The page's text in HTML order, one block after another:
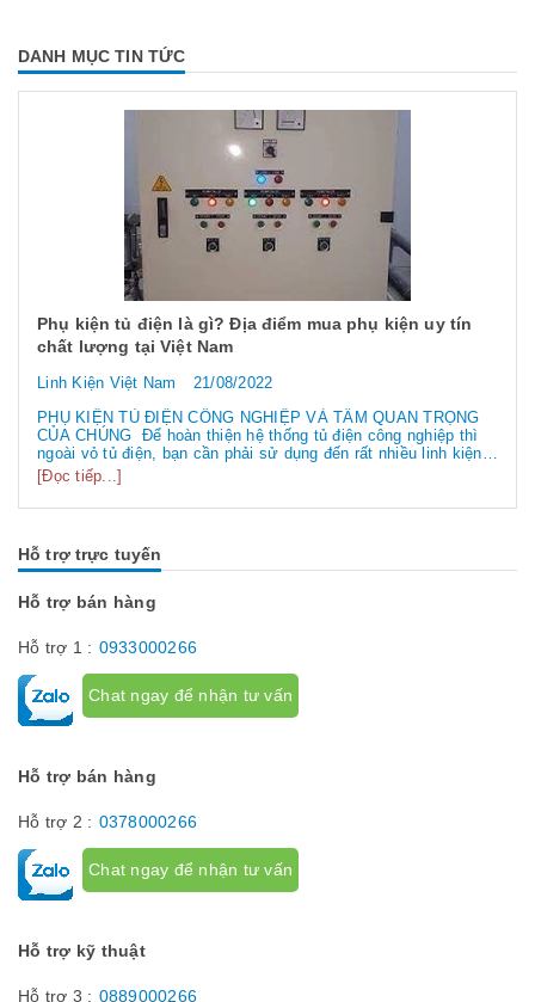
DANH MỤC TIN TỨC
Phụ kiện tủ điện là gì? Địa điểm mua phụ kiện uy tín
chất lượng tại Việt Nam
Linh Kiện Việt Nam
21/08/2022
PHỤ KIỆN TỦ ĐIỆN CÔNG NGHIỆP VÀ TẦM QUAN TRỌNG
CỦA CHÚNG Để hoàn thiện hệ thống tủ điện công nghiệp thì
ngoài vỏ tủ điện, bạn cần phải sử dụng đến rất nhiều linh kiện
tủ điện công nghiệp khác nhau. Vậy các loại phụ kiện tủ điện
công nghiệp bao gồm những gì? Chúng có tác dụng như thế
nào hãy...
[Đọc tiếp...]
Hỗ trợ trực tuyến
Hỗ trợ bán hàng
Hỗ trợ 1 : 0933000266
Chat ngay để nhận tư vấn
Hỗ trợ bán hàng
Hỗ trợ 2 : 0378000266
Chat ngay để nhận tư vấn
Hỗ trợ kỹ thuật
Hỗ trợ 3 : 0889000266